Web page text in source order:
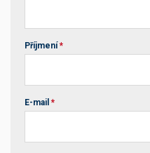
Příjmení *
E-mail *